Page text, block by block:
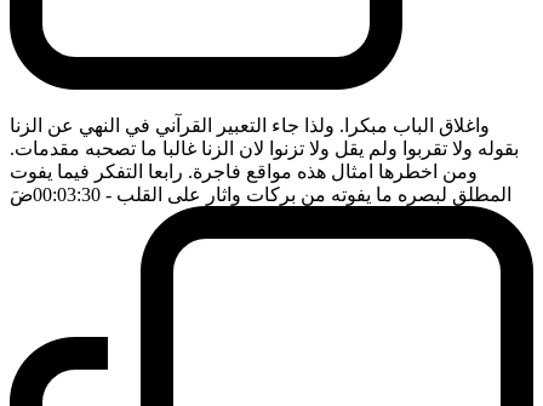
واغلاق الباب مبكرا. ولذا جاء التعبير القرآني في النهي عن الزنا
بقوله ولا تقربوا ولم يقل ولا تزنوا لان الزنا غالبا ما تصحبه مقدمات.
ومن اخطرها امثال هذه مواقع فاجرة. رابعا التفكر فيما يفوت
المطلق لبصره ما يفوته من بركات واثار على القلب - 00:03:30 ضَ